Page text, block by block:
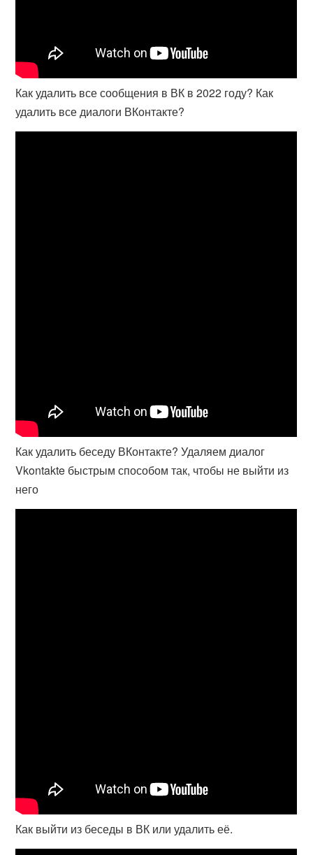
Как удалить все сообщения в ВК в 2022 году? Как
удалить все диалоги ВКонтакте?
Как удалить беседу ВКонтакте? Удаляем диалог
Vkontakte быстрым способом так, чтобы не выйти из
него
Как выйти из беседы в ВК или удалить её.